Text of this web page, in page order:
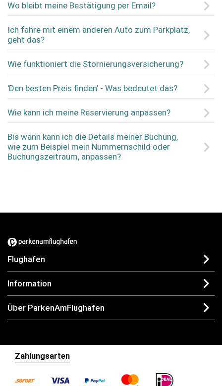
Wo bleibt meine Bestätigung per Email?
Ich fahre mit einem anderen Auto zum Parkplatz,
geht das?
Wie funktioniert die Stornierungsversicherung?
'Den besten Preis finden' - Was bedeutet das?
Wie kann ich meine Reservierung anpassen?
Bis wann kann ich die Details meiner Buchung,
wie zum Beispiel mein Nummernschild oder
Buchungszeitraum, anpassen?
Flughafen
Information
Über ParkenAmFlughafen
Zahlungsarten